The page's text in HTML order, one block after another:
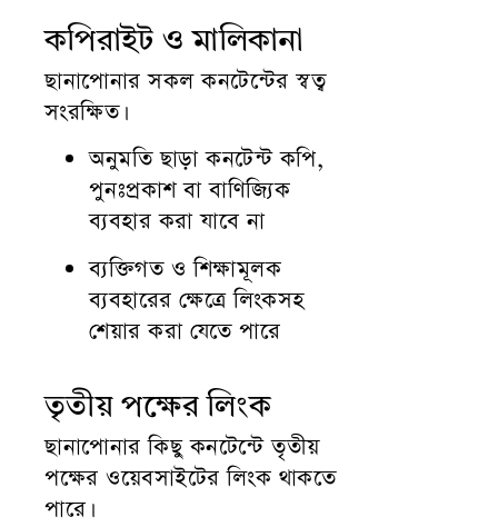
কপিরাইট ও মালিকানা
ছানাপোনার সকল কনটেন্টের স্বত্ব
সংরক্ষিত।
অনুমতি ছাড়া কনটেন্ট কপি,
পুনঃপ্রকাশ বা বাণিজ্যিক
ব্যবহার করা যাবে না
ব্যক্তিগত ও শিক্ষামূলক
ব্যবহারের ক্ষেত্রে লিংকসহ
শেয়ার করা যেতে পারে
তৃতীয় পক্ষের লিংক
ছানাপোনার কিছু কনটেন্টে তৃতীয়
পক্ষের ওয়েবসাইটের লিংক থাকতে
পারে।